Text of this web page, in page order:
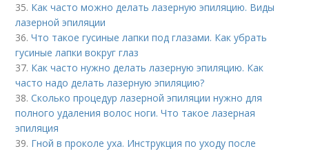
35. Как часто можно делать лазерную эпиляцию. Виды
лазерной эпиляции
36.Что такое гусиные лапки под глазами. Как убрать
гусиные лапки вокруг глаз
37. Как часто нужно делать лазерную эпиляцию. Как
часто надо делать лазерную эпиляцию?
38.Сколько процедур лазерной эпиляции нужно для
полного удаления волос ноги. Что такое лазерная
эпиляция
39. Гной в проколе уха. Инструкция по уходу после